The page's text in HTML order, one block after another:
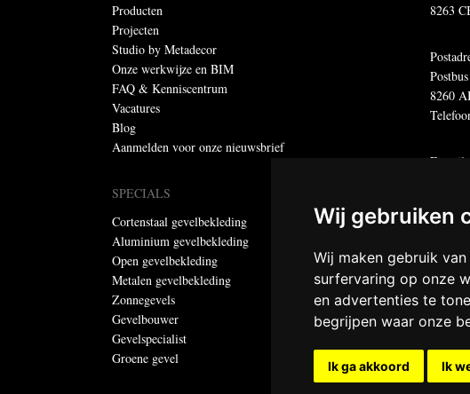
Wij gebruiken
Wij maken gebruik
surfervaring op onze
en advertenties te
begrijpen waar onze
Ik ga akkoord Ik
Producten
Projecten
Studio by Metadecor
Onze werkwijze en BIM
FAQ & Kenniscentrum
Vacatures
Blog
Aanmelden voor onze nieuwsbrief
SPECIALS
Cortenstaal gevelbekleding
Aluminium gevelbekleding
Open gevelbekleding
Metalen gevelbekleding
Zonnegevels
Gevelbouwer
Gevelspecialist
Groene gevel
8263
8260
E-mail:
©
Alle